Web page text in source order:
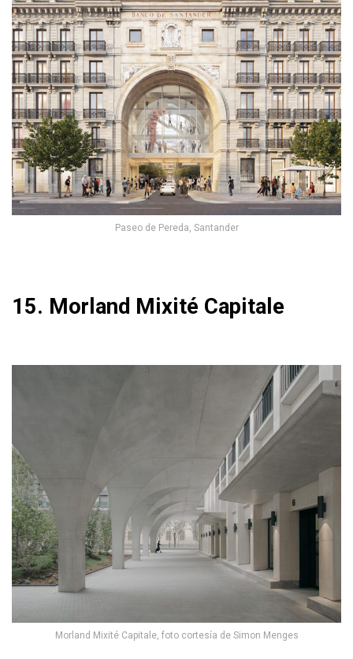
Paseo de Pereda, Santander
15. Morland Mixité Capitale
Morland Mixité Capitale, foto cortesía de Simon Menges